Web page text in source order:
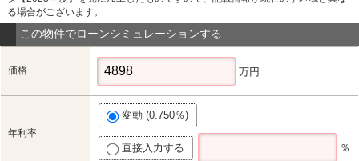
る場合がございます。
この物件でローンシミュレーションする
価格 万円
年利率
変動 (0.750％)
直接入力する ％